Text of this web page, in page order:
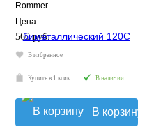
Rommer
Цена:
560 руб.
В избранное
Купить в 1 клик В наличии
В корзину